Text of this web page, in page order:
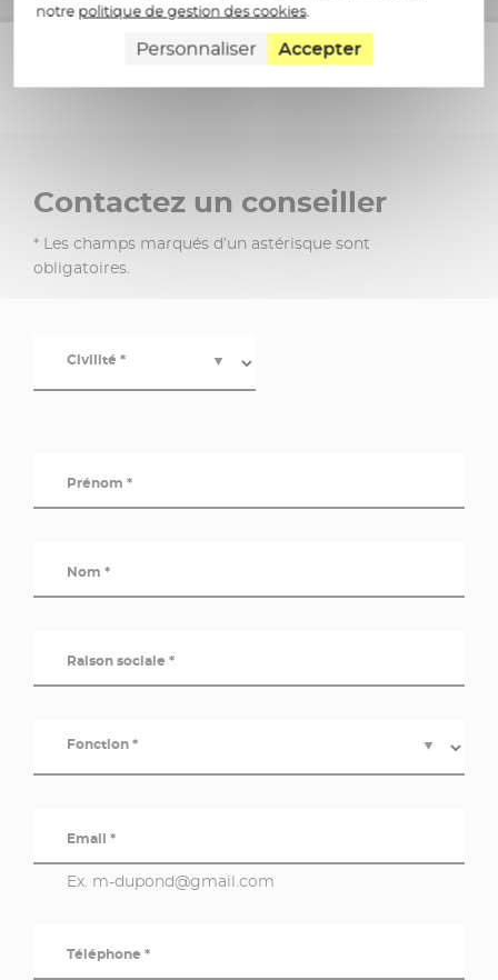
◄Précédent
►Suivant
Contactez un conseiller
* Les champs marqués d’un astérisque sont
obligatoires.
Civilité * ▼
Prénom *
Nom *
Raison sociale *
Fonction * ▼
Email *
Ex. m-dupond@gmail.com
Téléphone *
notre politique de gestion des cookies.
Personnaliser Accepter